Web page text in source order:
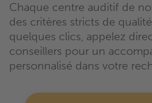
Chaque centre auditif de
des critères stricts de
quelques clics, appelez
conseillers pour un
personnalisé dans votre